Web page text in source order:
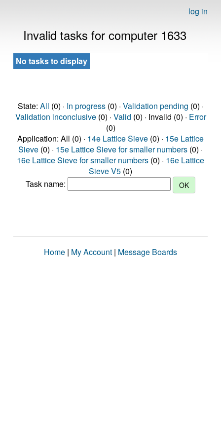
log in
Invalid tasks for computer 1633
No tasks to display
State: All (0) · In progress(0) · Validation pending (0) ·
Validation inconclusive(0) · Valid (0) · Invalid (0) · Error
(0)
Application: All (0) · 14e Lattice Sieve (0) · 15e Lattice
Sieve (0) · 15e Lattice Sieve for smaller numbers (0) ·
16e Lattice Sieve for smaller numbers (0) · 16e Lattice
Sieve V5 (0)
Task name:
Home | My Account | Message Boards